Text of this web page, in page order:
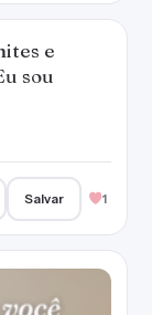
e
sou
Salvar 1